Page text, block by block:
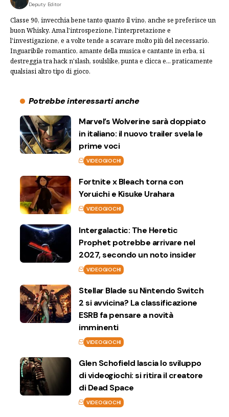
Deputy Editor
Classe 90, invecchia bene tanto quanto il vino, anche se preferisce un
buon Whisky. Ama l'introspezione, l'interpretazione e
l'investigazione, e a volte tende a scavare molto più del necessario.
Inguaribile romantico, amante della musica e cantante in erba, si
destreggia tra hack n'slash, soulslike, punta e clicca e... praticamente
qualsiasi altro tipo di gioco.
Potrebbe interessarti anche
Marvel’s Wolverine sarà doppiato
in italiano: il nuovo trailer svela le
prime voci
VIDEOGIOCHI
Fortnite x Bleach torna con
Yoruichi e Kisuke Urahara
VIDEOGIOCHI
Intergalactic: The Heretic
Prophet potrebbe arrivare nel
2027, secondo un noto insider
VIDEOGIOCHI
Stellar Blade su Nintendo Switch
2 si avvicina? La classificazione
ESRB fa pensare a novità
imminenti
VIDEOGIOCHI
Glen Schofield lascia lo sviluppo
di videogiochi: si ritira il creatore
di Dead Space
VIDEOGIOCHI